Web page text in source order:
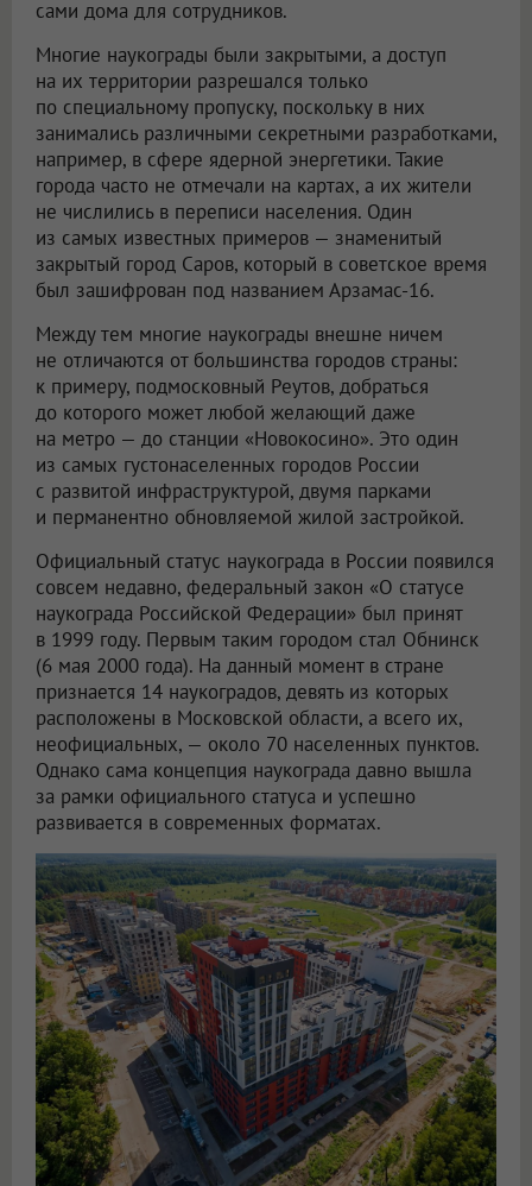
сами дома для сотрудников.
Многие наукограды были закрытыми, а доступ
на их территории разрешался только
по специальному пропуску, поскольку в них
занимались различными секретными разработками,
например, в сфере ядерной энергетики. Такие
города часто не отмечали на картах, а их жители
не числились в переписи населения. Один
из самых известных примеров — знаменитый
закрытый город Саров, который в советское время
был зашифрован под названием Арзамас-16.
Между тем многие наукограды внешне ничем
не отличаются от большинства городов страны:
к примеру, подмосковный Реутов, добраться
до которого может любой желающий даже
на метро — до станции «Новокосино». Это один
из самых густонаселенных городов России
с развитой инфраструктурой, двумя парками
и перманентно обновляемой жилой застройкой.
Официальный статус наукограда в России появился
совсем недавно, федеральный закон «О статусе
наукограда Российской Федерации» был принят
в 1999 году. Первым таким городом стал Обнинск
(6 мая 2000 года). На данный момент в стране
признается 14 наукоградов, девять из которых
расположены в Московской области, а всего их,
неофициальных, — около 70 населенных пунктов.
Однако сама концепция наукограда давно вышла
за рамки официального статуса и успешно
развивается в современных форматах.